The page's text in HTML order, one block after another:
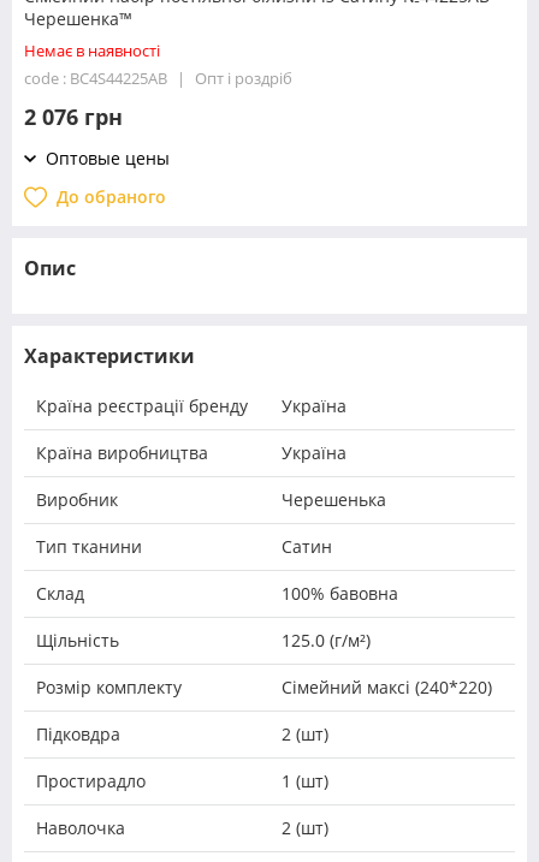
Черешенка™
Немає в наявності
code : BC4S44225AB
Опт і роздріб
2 076 грн
Оптовые цены
До обраного
Опис
Характеристики
Країна реєстрації бренду Україна
Країна виробництва Україна
Виробник Черешенька
Тип тканини Сатин
Склад 100% бавовна
Щільність 125.0 (г/м²)
Розмір комплекту Сімейний максі (240*220)
Підковдра 2 (шт)
Простирадло 1 (шт)
Наволочка 2 (шт)